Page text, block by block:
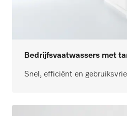
Bedrijfsvaatwassers met
Snel, efficiënt en